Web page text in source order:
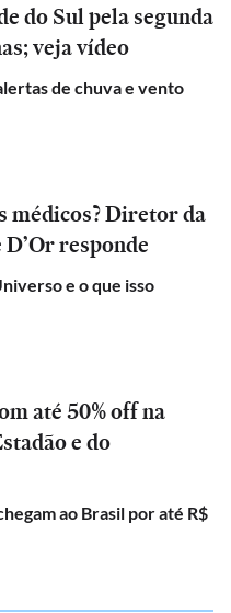
do Sul pela segunda
veja vídeo
de chuva e vento
médicos? Diretor da
responde
e o que isso
até 50% off na
e do
ao Brasil por até R$